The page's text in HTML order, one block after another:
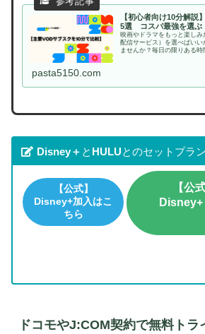
【初心者向け10分解説
5選 コスパ最強を選ぶ
映画やドラマをもっと楽し
配信サービス）を選べばい
ませんか？毎日の限りある
pasta5150.com
Disney＋ と HULUとのセットプラン
【公式】
Disney+加入はこ
ちら
【公
Disney+
ドコモやJ:COM契約で無料トラ